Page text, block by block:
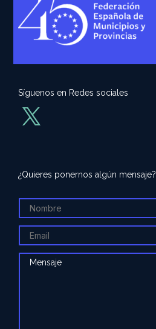
Síguenos en Redes sociales
¿Quieres ponernos algún mensaje?